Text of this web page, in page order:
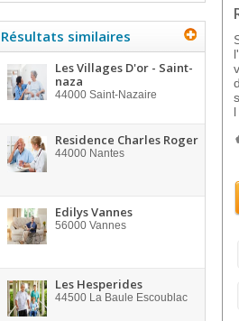
Résultats similaires
Les Villages D'or - Saint-
naza
44000 Saint-Nazaire
Residence Charles Roger
44000 Nantes
Edilys Vannes
56000 Vannes
Les Hesperides
44500 La Baule Escoublac
l